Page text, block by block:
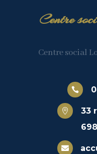
Centre
Centre social


33
